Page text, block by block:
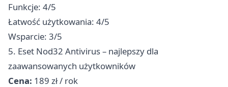
Funkcje: 4/5
Łatwość użytkowania: 4/5
Wsparcie: 3/5
5. Eset Nod32 Antivirus – najlepszy dla
zaawansowanych użytkowników
Cena: 189 zł / rok